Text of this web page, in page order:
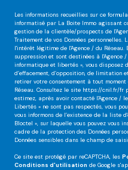
Les informations recueillies sur ce
informatisé par La Boite Immo agissant
gestion de la clientèle/prospects de
Traitement de vos Données
l'intérêt légitime de l'Agence / du
suppression et sont destinées à l'Agence
informatique et libertés », vous disposez
d’effacement, d’opposition, de limitation
retirer votre consentement à tout
Réseau. Consultez le site https://cnil.fr/fr
estimez, après avoir contacté l'Agence /
Libertés » ne sont pas respectés, vous
vous informons de l’existence de la liste
Bloctel », sur laquelle vous pouvez vous
cadre de la protection des Données
Données sensibles dans le champ de
Ce site est protégé par reCAPTCHA, les
Conditions d'utilisation de Google